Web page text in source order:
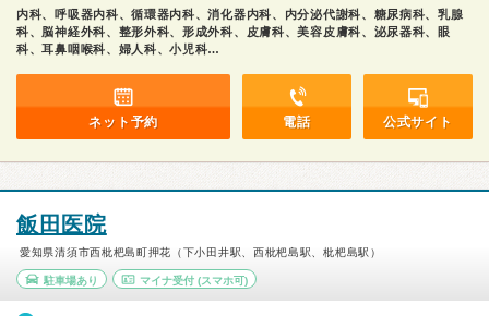
内科、呼吸器内科、循環器内科、消化器内科、内分泌代謝科、糖尿病科、乳腺
科、脳神経外科、整形外科、形成外科、皮膚科、美容皮膚科、泌尿器科、眼
科、耳鼻咽喉科、婦人科、小児科…
ネット予約 電話 公式サイト
飯田医院
愛知県清須市西枇杷島町押花（下小田井駅、西枇杷島駅、枇杷島駅）
駐車場あり マイナ受付(スマホ可)